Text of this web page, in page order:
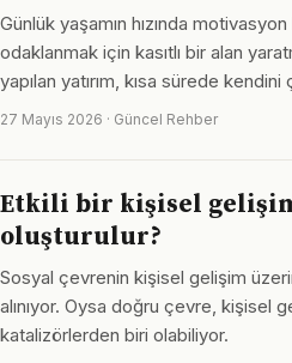
Günlük yaşamın hızında
odaklanmak için kasıtlı bir alan
yapılan yatırım, kısa sürede
27 Mayıs 2026 · Güncel Rehber
Etkili bir kişisel
oluşturulur?
Sosyal çevrenin kişisel gelişim
alınıyor. Oysa doğru çevre, kişisel
katalizörlerden biri olabiliyor.